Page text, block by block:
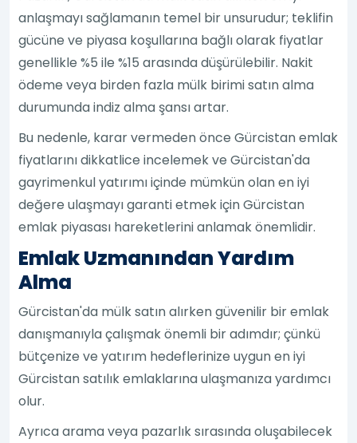
anlaşmayı sağlamanın temel bir unsurudur; teklifin
gücüne ve piyasa koşullarına bağlı olarak fiyatlar
genellikle %5 ile %15 arasında düşürülebilir. Nakit
ödeme veya birden fazla mülk birimi satın alma
durumunda indiz alma şansı artar.
Bu nedenle, karar vermeden önce Gürcistan emlak
fiyatlarını dikkatlice incelemek ve Gürcistan'da
gayrimenkul yatırımı içinde mümkün olan en iyi
değere ulaşmayı garanti etmek için Gürcistan
emlak piyasası hareketlerini anlamak önemlidir.
Emlak Uzmanından Yardım
Alma
Gürcistan'da mülk satın alırken güvenilir bir emlak
danışmanıyla çalışmak önemli bir adımdır; çünkü
bütçenize ve yatırım hedeflerinize uygun en iyi
Gürcistan satılık emlaklarına ulaşmanıza yardımcı
olur.
Ayrıca arama veya pazarlık sırasında oluşabilecek